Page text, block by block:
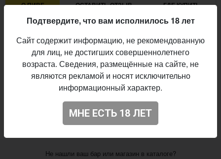
О ПИВЕ ОСТАВИТЬ ОТЗЫВ ГДЕ КУПИТЬ
Стиль:
Cider - Ice
Алкоголь:
6,8%
выпуска:
23.03.2026
N/A
Не нашли ваш бар или магазин в каталоге?
Подтвердите, что вам исполнилось 18 лет
Сайт содержит информацию, не рекомендованную
для лиц, не достигших совершеннолетнего
возраста. Сведения, размещённые на сайте, не
являются рекламой и носят исключительно
информационный характер.
МНЕ ЕСТЬ 18 ЛЕТ